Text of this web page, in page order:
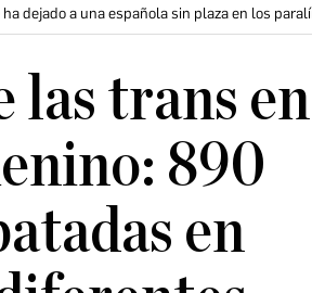
dejado a una española sin plaza en los
las trans en
890
en